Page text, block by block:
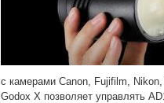
с камерами Canon, Fujifilm,
Godox X позволяет управлять